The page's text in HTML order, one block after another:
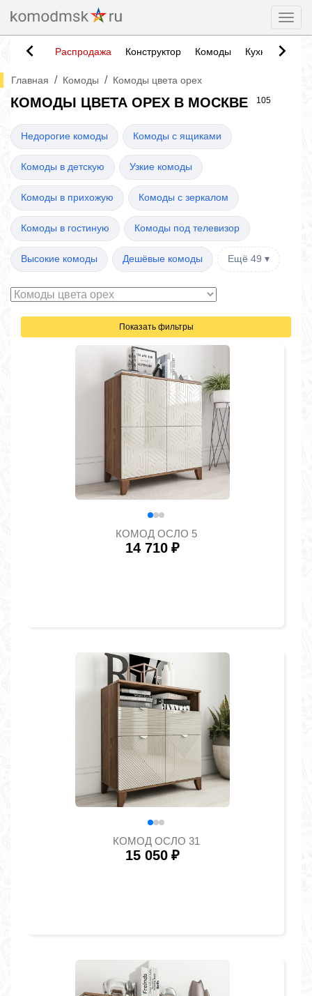
Распродажа Конструктор Комоды Кухни
Главная / Комоды / Комоды цвета орех
КОМОДЫ ЦВЕТА ОРЕХ В МОСКВЕ 105
Недорогие комоды Комоды с ящиками
Комоды в детскую Узкие комоды
Комоды в прихожую Комоды с зеркалом
Комоды в гостиную Комоды под телевизор
Высокие комоды Дешёвые комоды Ещё 49 ▾
Показать фильтры
КОМОД ОСЛО 5
14 710 ₽
КОМОД ОСЛО 31
15 050 ₽